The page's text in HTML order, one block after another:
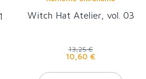
Witch Hat Atelier, vol. 03
13,25 €
10,60 €